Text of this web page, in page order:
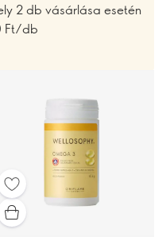
2 db vásárlása esetén
Ft/db